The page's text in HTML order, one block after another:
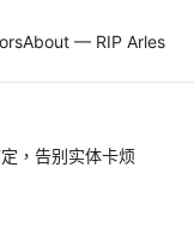
About — RIP Arles
，告别实体卡烦